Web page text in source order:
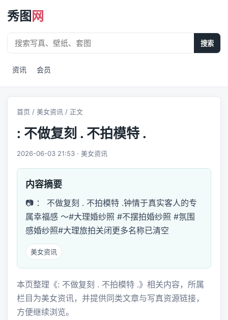
秀图 网
搜索
资讯 会员
首页 / 美女资讯 / 正文
: 不做复刻 . 不拍模特 .
2026-06-03 21:53 · 美女资讯
内容摘要
📷 ： 不做复刻 . 不拍模特 .钟情于真实客人的专
属幸福感 ～#大理婚纱照 #不摆拍婚纱照 #氛围
感婚纱照#大理旅拍关闭更多名称已清空
美女资讯
本页整理《: 不做复刻 . 不拍模特 .》相关内容，所属
栏目为美女资讯，并提供同类文章与写真资源链接，
方便继续浏览。